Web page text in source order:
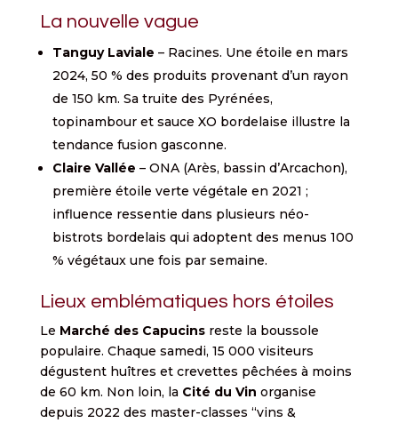
La nouvelle vague
Tanguy Laviale – Racines. Une étoile en mars
2024, 50 % des produits provenant d’un rayon
de 150 km. Sa truite des Pyrénées,
topinambour et sauce XO bordelaise illustre la
tendance fusion gasconne.
Claire Vallée – ONA (Arès, bassin d’Arcachon),
première étoile verte végétale en 2021 ;
influence ressentie dans plusieurs néo-
bistrots bordelais qui adoptent des menus 100
% végétaux une fois par semaine.
Lieux emblématiques hors étoiles
Le Marché des Capucinsreste la boussole
populaire. Chaque samedi, 15 000 visiteurs
dégustent huîtres et crevettes pêchées à moins
de 60 km. Non loin, la Cité du Vin organise
depuis 2022 des master-classes “vins &